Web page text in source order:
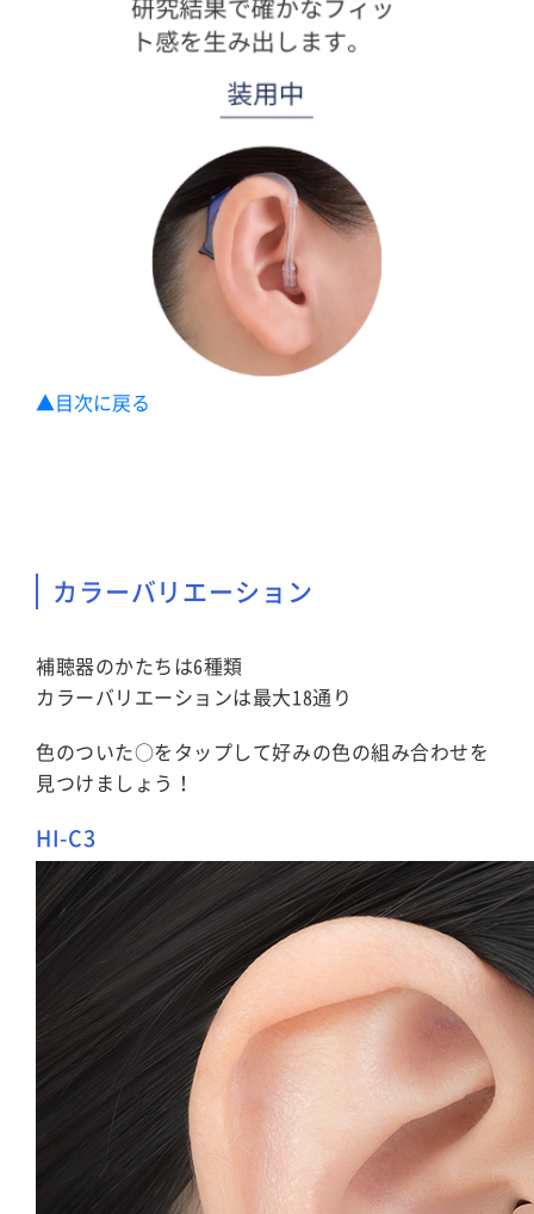
▲目次に戻る
カラーバリエーション
補聴器のかたちは6種類
カラーバリエーションは最大18通り
色のついた○をタップして好みの色の組み合わせを
見つけましょう！
HI-C3